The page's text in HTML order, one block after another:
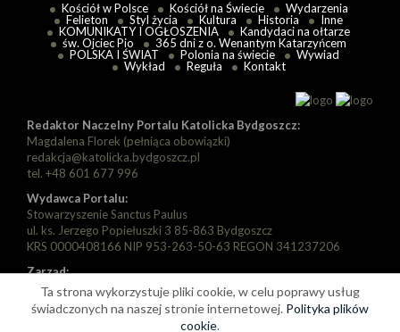
Kościół w Polsce Kościół na Świecie
Wydarzenia
Felieton
Styl życia Kultura Historia
Inne
KOMUNIKATY I OGŁOSZENIA
Kandydaci na ołtarze
św. Ojciec Pio
365 dni z o. Wenantym Katarzyńcem
POLSKA I ŚWIAT
Polonia na świecie
Wywiad
Wykład
Reguła Kontakt
Redaktor Naczelny Portalu Katolicka Bydgoszcz:
Magdalena Florek (pełniąca obowiązki)
redakcja@katolicka.bydgoszcz.pl
tel. +48 601 677 996
Wydawca Portalu:
Stowarzyszenie Sanctus Paulus
ul. ks. Jerzego Popiełuszki 3 85-863 Bydgoszcz
KRS 0000408166 NIP 953-263-50-63 REGON 341237206
Zarząd:
Prezes: Piotr Florek
Wiceprezes: Paweł Szarapka
Wiceprezes: Michał Jędryka
Ta strona wykorzystuje pliki cookie, w celu poprawy usług
świadczonych na naszej stronie internetowej. Polityka plików
cookie.